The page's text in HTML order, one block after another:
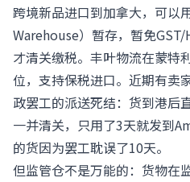
跨境新品进口到加拿大，可以
Warehouse）暂存，暂免
才清关缴税。丰叶物流在蒙特
位，支持保税进口。近期有卖
政罢工的派送死结：货到港后
一并清关，只用了3天就发到
的货因为罢工耽误了10天。
但监管仓不是万能的：货物在